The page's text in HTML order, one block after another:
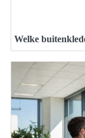
Welke